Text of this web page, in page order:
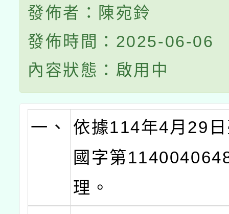
發佈者：陳宛鈴
發佈時間：2025-06-06
內容狀態：啟用中
一、
依據114年4月29
國字第
理。